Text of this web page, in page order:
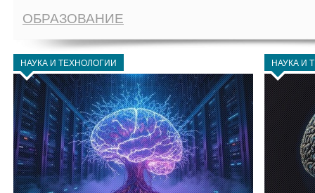
ОБРАЗОВАНИЕ
НАУКА И ТЕХНОЛОГИИ НАУКА И